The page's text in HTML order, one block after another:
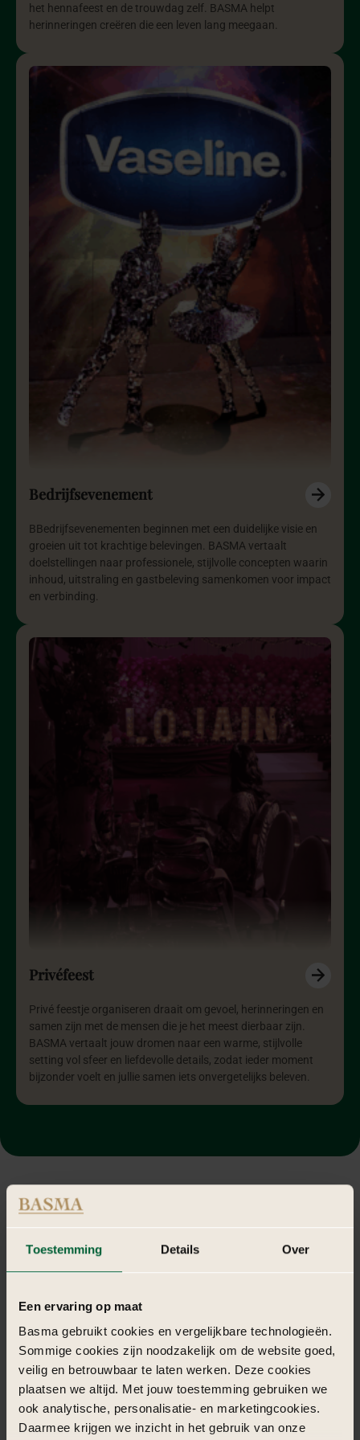
Toestemming Details Over
Een ervaring op maat
Basma gebruikt cookies en vergelijkbare technologieën.
Sommige cookies zijn noodzakelijk om de website goed,
veilig en betrouwbaar te laten werken. Deze cookies
plaatsen we altijd. Met jouw toestemming gebruiken we
ook analytische, personalisatie- en marketingcookies.
Daarmee krijgen we inzicht in het gebruik van onze
het hennafeest en de trouwdag zelf. BASMA helpt
herinneringen creëren die een leven lang meegaan.
Bedrijfsevenement
BBedrijfsevenementen beginnen met een duidelijke visie en
groeien uit tot krachtige belevingen. BASMA vertaalt
doelstellingen naar professionele, stijlvolle concepten waarin
inhoud, uitstraling en gastbeleving samenkomen voor impact
en verbinding.
Privéfeest
Privé feestje organiseren draait om gevoel, herinneringen en
samen zijn met de mensen die je het meest dierbaar zijn.
BASMA vertaalt jouw dromen naar een warme, stijlvolle
setting vol sfeer en liefdevolle details, zodat ieder moment
bijzonder voelt en jullie samen iets onvergetelijks beleven.
100%
Persoonlijk
ervaring.
98%
Klanttevredenheid
Klanten waarderen ons met een uitstekende beoordeling (google